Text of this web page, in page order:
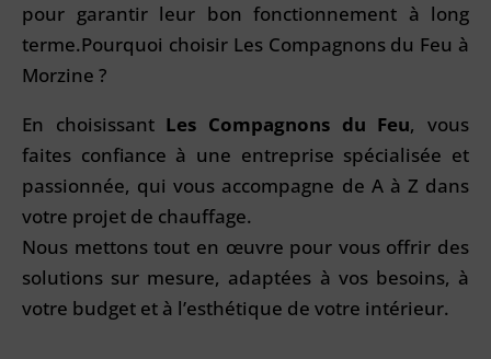
pour garantir leur bon fonctionnement à long
terme.Pourquoi choisir Les Compagnons du Feu à
Morzine ?
En choisissant Les Compagnons du Feu, vous
faites confiance à une entreprise spécialisée et
passionnée, qui vous accompagne de A à Z dans
votre projet de chauffage.
Nous mettons tout en œuvre pour vous offrir des
solutions sur mesure, adaptées à vos besoins, à
votre budget et à l’esthétique de votre intérieur.